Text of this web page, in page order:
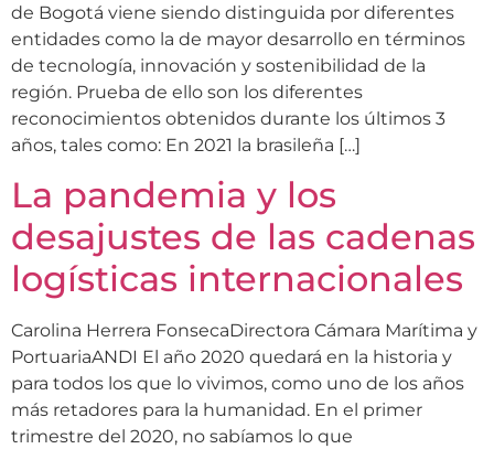
de Bogotá viene siendo distinguida por diferentes
entidades como la de mayor desarrollo en términos
de tecnología, innovación y sostenibilidad de la
región. Prueba de ello son los diferentes
reconocimientos obtenidos durante los últimos 3
años, tales como: En 2021 la brasileña […]
La pandemia y los
desajustes de las cadenas
logísticas internacionales
Carolina Herrera FonsecaDirectora Cámara Marítima y
PortuariaANDI El año 2020 quedará en la historia y
para todos los que lo vivimos, como uno de los años
más retadores para la humanidad. En el primer
trimestre del 2020, no sabíamos lo que